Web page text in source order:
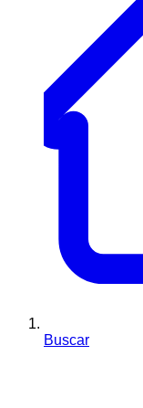
Buscar